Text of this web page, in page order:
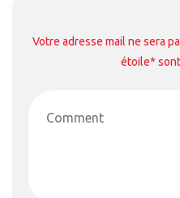
Votre adresse mail ne sera
étoile*